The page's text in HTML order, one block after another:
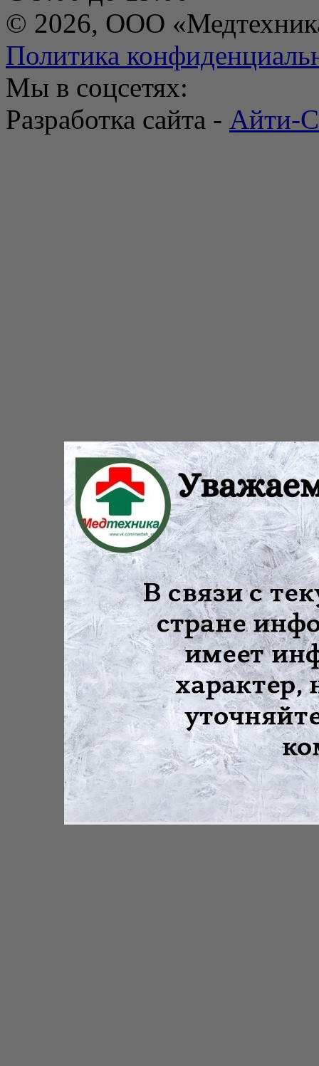
© 2026, ООО
Политика
Мы в соцсетях:
Разработка сайта - Айти-